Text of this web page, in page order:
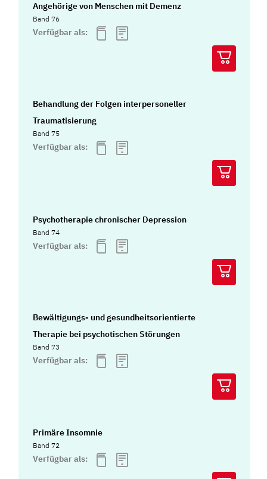
Angehörige von Menschen mit Demenz
Band 76
Verfügbar als:
Behandlung der Folgen interpersoneller
Traumatisierung
Band 75
Verfügbar als:
Psychotherapie chronischer Depression
Band 74
Verfügbar als:
Bewältigungs- und gesundheitsorientierte
Therapie bei psychotischen Störungen
Band 73
Verfügbar als:
Primäre Insomnie
Band 72
Verfügbar als: